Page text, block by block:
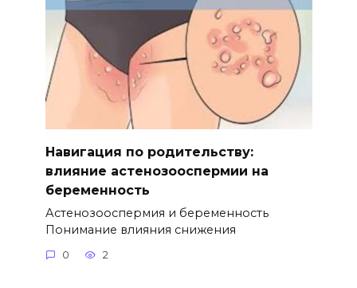
Навигация по родительству:
влияние астенозооспермии на
беременность
Астенозооспермия и беременность
Понимание влияния снижения
0 2